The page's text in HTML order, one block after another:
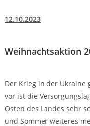
12.10.2023
Weihnachtsaktion
Der Krieg in der Ukraine
vor ist die
Osten des Landes sehr
und Sommer weiteres